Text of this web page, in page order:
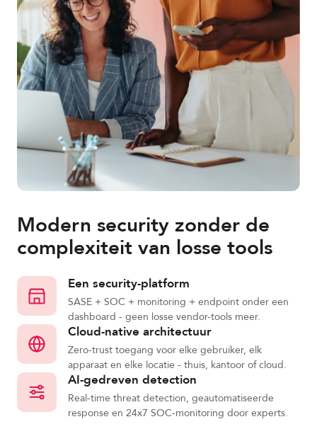
Modern security zonder de
complexiteit van losse tools
Een security-platform
SASE + SOC + monitoring + endpoint onder een
dashboard - geen losse vendor-tools meer.
Cloud-native architectuur
Zero-trust toegang voor elke gebruiker, elk
apparaat en elke locatie - thuis, kantoor of cloud.
AI-gedreven detection
Real-time threat detection, geautomatiseerde
response en 24x7 SOC-monitoring door experts.